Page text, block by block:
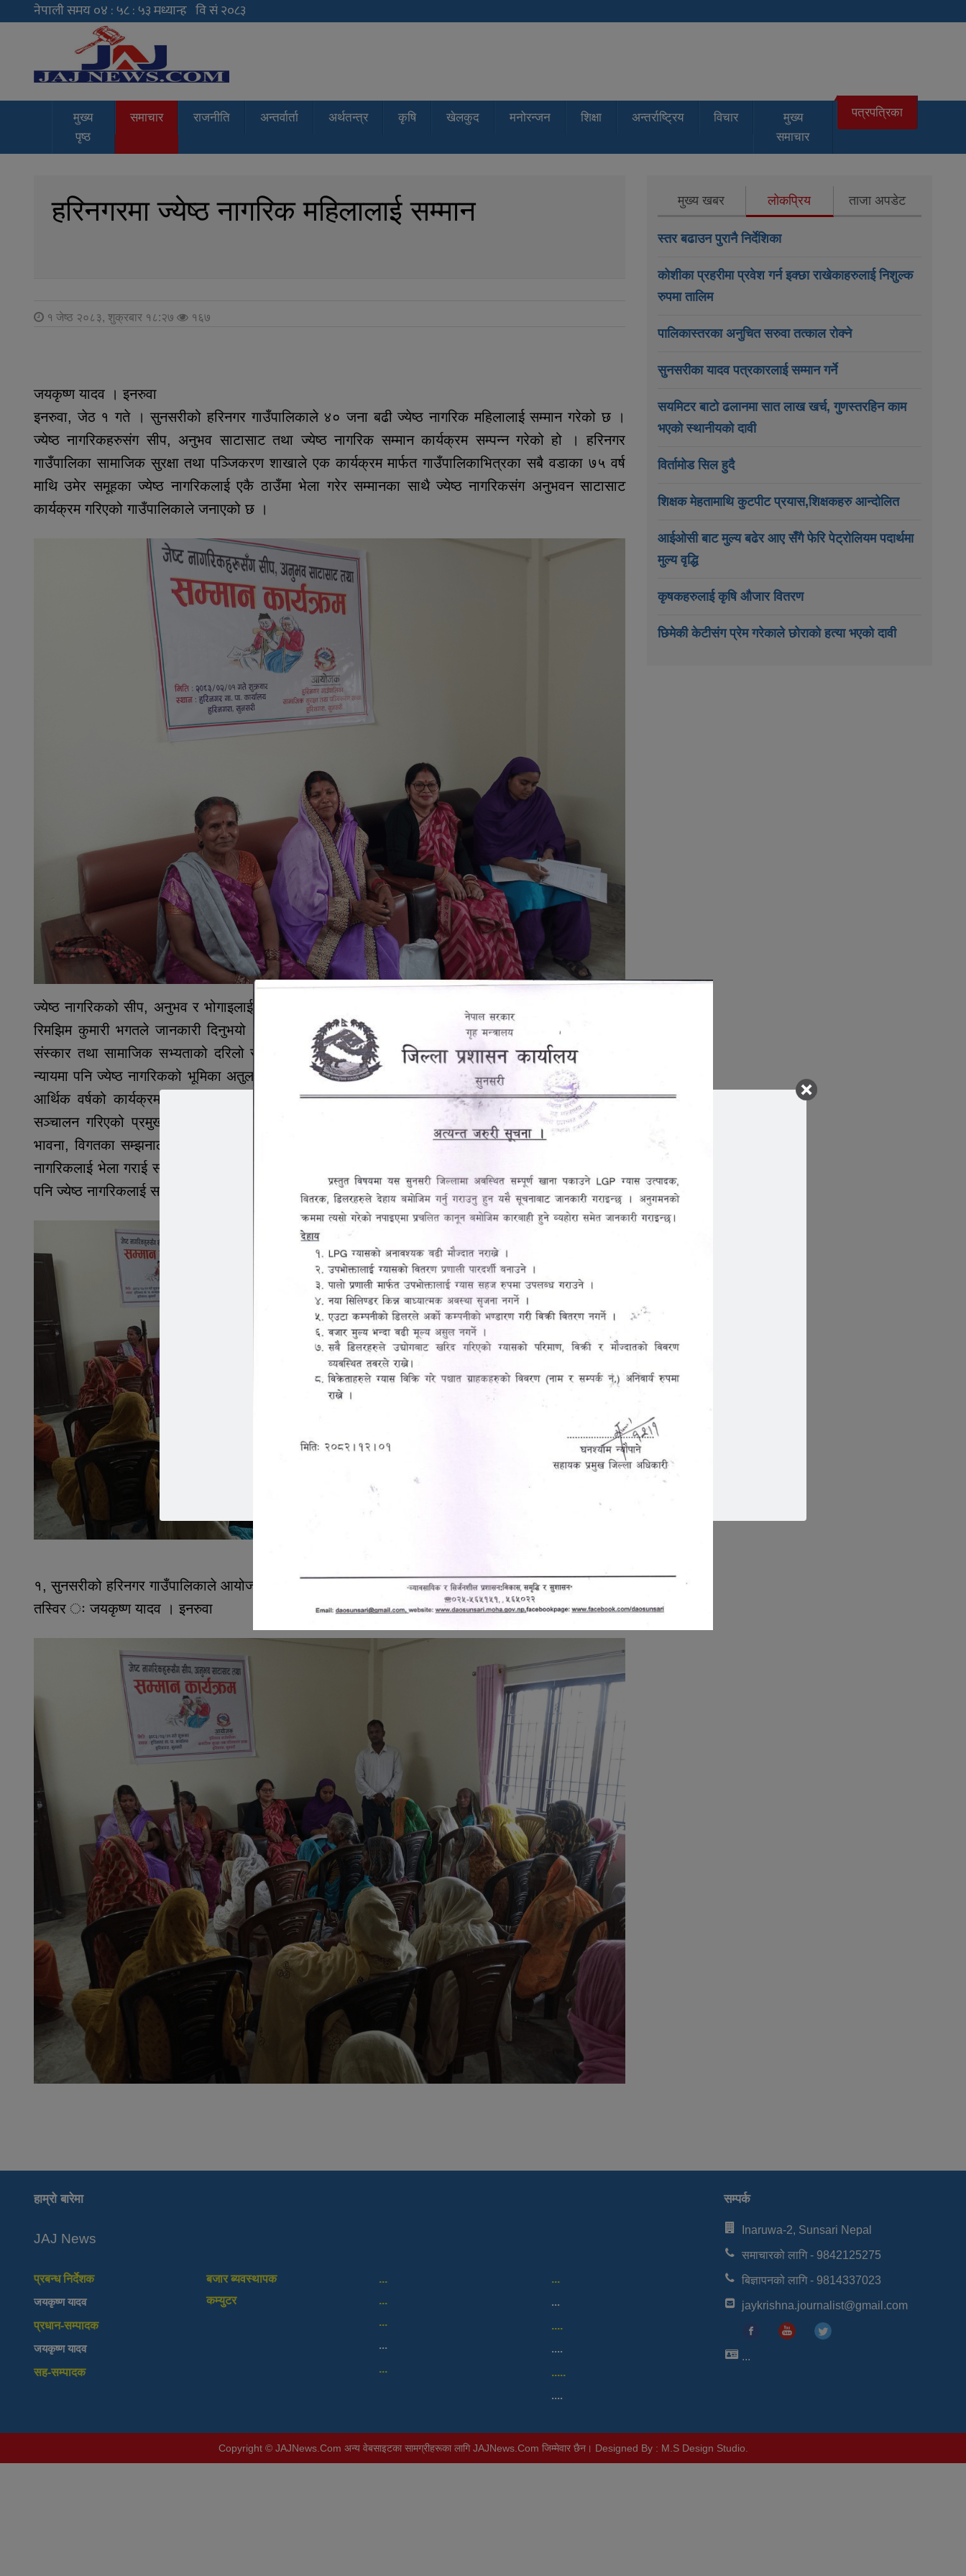
मुख्य
पृष्ठ
समाचार राजनीति अन्तर्वार्ता अर्थतन्त्र कृषि खेलकुद मनोरन्जन शिक्षा अन्तर्राष्ट्रिय विचार
मुख्य
समाचार
पत्रपत्रिका
हरिनगरमा ज्येष्ठ नागरिक महिलालाई सम्मान
१ जेष्ठ २०८३, शुक्रबार १८:२७ १६७
जयकृष्ण यादव । इनरुवा
इनरुवा, जेठ १ गते । सुनसरीको हरिनगर गाउँपालिकाले ४० जना बढी ज्येष्ठ नागरिक महिलालाई सम्मान गरेको छ ।
ज्येष्ठ नागरिकहरुसंग सीप, अनुभव साटासाट तथा ज्येष्ठ नागरिक सम्मान कार्यक्रम सम्पन्न गरेको हो । हरिनगर
गाउँपालिका सामाजिक सुरक्षा तथा पञ्जिकरण शाखाले एक कार्यक्रम मार्फत गाउँपालिकाभित्रका सबै वडाका ७५ वर्ष
माथि उमेर समूहका ज्येष्ठ नागरिकलाई एकै ठाउँमा भेला गरेर सम्मानका साथै ज्येष्ठ नागरिकसंग अनुभवन साटासाट
कार्यक्रम गरिएको गाउँपालिकाले जनाएको छ ।
ज्येष्ठ नागरिकको सीप, अनुभव र भोगाइलाई पुस्तान्तरण गर्न ज्येष्ठ नागरिकको सम्मान गरिएको गाउँपालिकाका उपाध्यक्ष
रिमझिम कुमारी भगतले जानकारी दिनुभयो । उहाँले भन्नुभयो, ‘ज्येष्ठ नागरिकसँग मानव मूल्य र मान्यता, सांस्कृतिक,
संस्कार तथा सामाजिक सभ्यताको दरिलो सम्बन्ध कायम रहेको हुन्छ । समाजको हरेक विकासको गति र सामाजिक
न्यायमा पनि ज्येष्ठ नागरिकको भूमिका अतुलनीय रहँदै आएको छ ।, त्यसैले सम्मान गरिएको हो ।’ गाउँपालिकाको चालू
आर्थिक वर्षको कार्यक्रम अनुसार ज्येष्ठ नागरिकलाई सम्मान, उनीहरूलाई परिचयपत्र वितरण लगायतका कार्यक्रम
सञ्चालन गरिएको प्रमुख प्रशासकीय अधिकृत रोहणी आचार्यले बताउनुभयो । वृद्धवृद्धाहरूमा एक–आपसमा मनका
भावना, विगतका सम्झनालाई ताजा गराउन र नयाँ पिँढीलाई परम्परागत संस्कृति हस्तान्तरण गर्न पालिकाभित्रका ज्येष्ठ
नागरिकलाई भेला गराई सम्मान गरेको बताउनुभयो । साकारात्मक उदाहरणीय सन्देश र सहयोगीलाई बढावा दिनका लागि
पनि ज्येष्ठ नागरिकलाई सम्मान गरिएको थियो ।
१, सुनसरीको हरिनगर गाउँपालिकाले आयोजना गरेको ज्येष्ठ नागरिक महिलालाई सम्मान कार्यक्रमका सहभागीहरु ।
तस्विर ः जयकृष्ण यादव । इनरुवा
मुख्य खबर लोकप्रिय ताजा अपडेट
स्तर बढाउन पुरानै निर्देशिका
कोशीका प्रहरीमा प्रवेश गर्न इक्छा राखेकाहरुलाई निशुल्क
रुपमा तालिम
पालिकास्तरका अनुचित सरुवा तत्काल रोक्ने
सुनसरीका यादव पत्रकारलाई सम्मान गर्ने
सयमिटर बाटो ढलानमा सात लाख खर्च, गुणस्तरहिन काम
भएको स्थानीयको दावी
विर्तामोड सिल हुदै
शिक्षक मेहतामाथि कुटपीट प्रयास,शिक्षकहरु आन्दोलित
आईओसी बाट मुल्य बढेर आए सँगै फेरि पेट्रोलियम पदार्थमा
मुल्य वृद्धि
कृषकहरुलाई कृषि औजार वितरण
छिमेकी केटीसंग प्रेम गरेकाले छोराको हत्या भएको दावी
हाम्रो बारेमा
JAJ News
प्रबन्ध निर्देशक
जयकृष्ण यादव
प्रधान-सम्पादक
जयकृष्ण यादव
सह-सम्पादक
बजार ब्यवस्थापक
कम्युटर
...
...
...
...
...
...
...
....
....
.....
....
सम्पर्क
Inaruwa-2, Sunsari Nepal
समाचारको लागि - 9842125275
बिज्ञापनको लागि - 9814337023
jaykrishna.journalist@gmail.com
...
Copyright © JAJNews.Com अन्य वेबसाइटका सामग्रीहरूका लागि JAJNews.Com जिम्मेवार छैन। Designed By : M.S Design Studio.